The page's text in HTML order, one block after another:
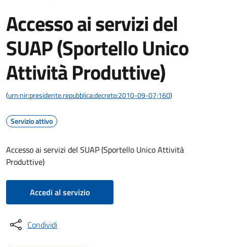
Accesso ai servizi del
SUAP (Sportello Unico
Attività Produttive)
(urn:nir:presidente.repubblica:decreto:2010-09-07;160)
Servizio attivo
Accesso ai servizi del SUAP (Sportello Unico Attività
Produttive)
Accedi al servizio
Condividi